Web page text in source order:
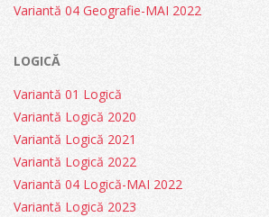
Variantă 04 Geografie-MAI 2022
LOGICĂ
Variantă 01 Logică
Variantă Logică 2020
Variantă Logică 2021
Variantă Logică 2022
Variantă 04 Logică-MAI 2022
Variantă Logică 2023